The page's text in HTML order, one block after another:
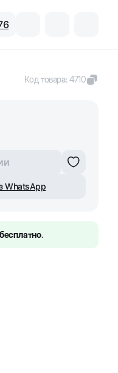
Код товара:4710
WhatsApp
бесплатно.